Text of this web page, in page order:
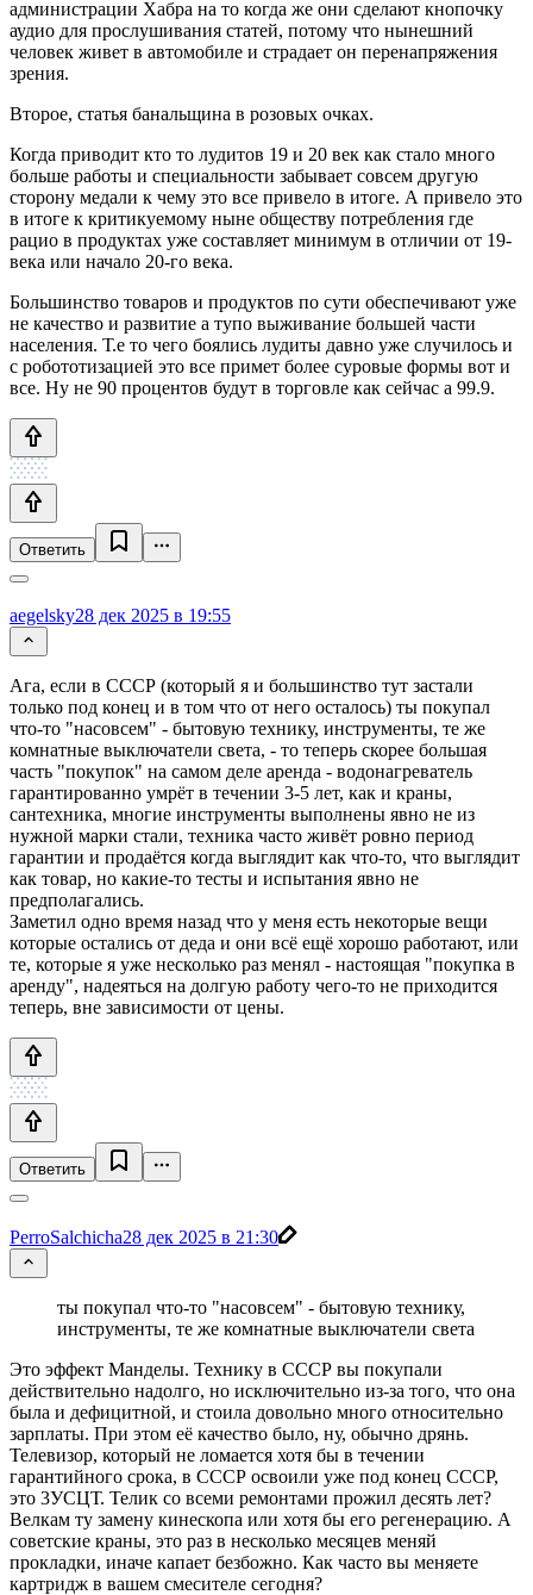
администрации Хабра на то когда же они сделают кнопочку
аудио для прослушивания статей, потому что нынешний
человек живет в автомобиле и страдает он перенапряжения
зрения.
Второе, статья банальщина в розовых очках.
Когда приводит кто то лудитов 19 и 20 век как стало много
больше работы и специальности забывает совсем другую
сторону медали к чему это все привело в итоге. А привело это
в итоге к критикуемому ныне обществу потребления где
рацио в продуктах уже составляет минимум в отличии от 19-
века или начало 20-го века.
Большинство товаров и продуктов по сути обеспечивают уже
не качество и развитие а тупо выживание большей части
населения. Т.е то чего боялись лудиты давно уже случилось и
с робототизацией это все примет более суровые формы вот и
все. Ну не 90 процентов будут в торговле как сейчас а 99.9.
Ответить
aegelsky28 дек 2025 в 19:55
Ага, если в СССР (который я и большинство тут застали
только под конец и в том что от него осталось) ты покупал
что-то "насовсем" - бытовую технику, инструменты, те же
комнатные выключатели света, - то теперь скорее большая
часть "покупок" на самом деле аренда - водонагреватель
гарантированно умрёт в течении 3-5 лет, как и краны,
сантехника, многие инструменты выполнены явно не из
нужной марки стали, техника часто живёт ровно период
гарантии и продаётся когда выглядит как что-то, что выглядит
как товар, но какие-то тесты и испытания явно не
предполагались.
Заметил одно время назад что у меня есть некоторые вещи
которые остались от деда и они всё ещё хорошо работают, или
те, которые я уже несколько раз менял - настоящая "покупка в
аренду", надеяться на долгую работу чего-то не приходится
теперь, вне зависимости от цены.
Ответить
PerroSalchicha28 дек 2025 в 21:30
ты покупал что-то "насовсем" - бытовую технику,
инструменты, те же комнатные выключатели света
Это эффект Манделы. Технику в СССР вы покупали
действительно надолго, но исключительно из-за того, что она
была и дефицитной, и стоила довольно много относительно
зарплаты. При этом её качество было, ну, обычно дрянь.
Телевизор, который не ломается хотя бы в течении
гарантийного срока, в СССР освоили уже под конец СССР,
это 3УСЦТ. Телик со всеми ремонтами прожил десять лет?
Велкам ту замену кинескопа или хотя бы его регенерацию. А
советские краны, это раз в несколько месяцев меняй
прокладки, иначе капает безбожно. Как часто вы меняете
картридж в вашем смесителе сегодня?